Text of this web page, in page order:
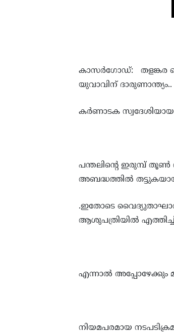
കാസർഗോഡ്: തളങ്കര
യുവാവിന് ദാരുണാന്ത്യം..
കർണാടക സ്വദേശിയായ
പന്തലിന്റെ ഇരുമ്പ് തൂൺ
അബദ്ധത്തിൽ
.ഇതോടെ
ആശുപത്രിയിൽ
എന്നാൽ അപ്പോഴേക്കും
നിയമപരമായ